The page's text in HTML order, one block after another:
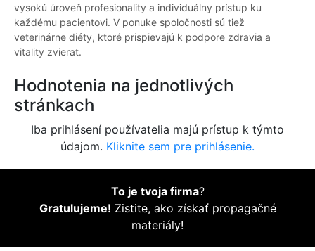
vysokú úroveň profesionality a individuálny prístup ku
každému pacientovi. V ponuke spoločnosti sú tiež
veterinárne diéty, ktoré prispievajú k podpore zdravia a
vitality zvierat.
Hodnotenia na jednotlivých
stránkach
Iba prihlásení používatelia majú prístup k týmto
údajom. Kliknite sem pre prihlásenie.
To je tvoja firma?
Gratulujeme! Zistite, ako získať propagačné
materiály!